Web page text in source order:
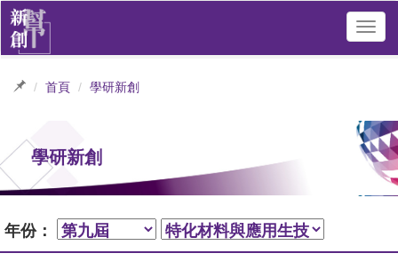
首頁 學研新創
學研新創
年份：